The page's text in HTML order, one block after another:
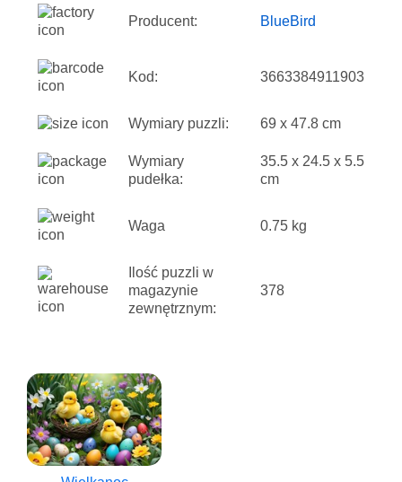
Producent: BlueBird
Kod: 3663384911903
Wymiary puzzli: 69 x 47.8 cm
Wymiary
pudełka:
35.5 x 24.5 x 5.5
cm
Waga 0.75 kg
Ilość puzzli w
magazynie
zewnętrznym:
378